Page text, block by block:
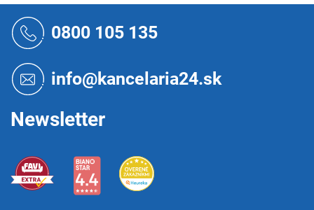
0800 105 135
info@kancelaria24.sk
Newsletter